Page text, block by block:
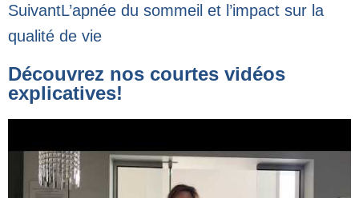
SuivantL’apnée du sommeil et l’impact sur la
qualité de vie
Découvrez nos courtes vidéos
explicatives!